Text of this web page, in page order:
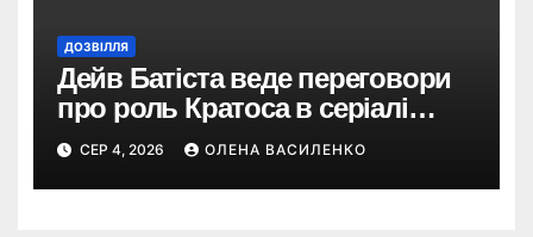
ДОЗВІЛЛЯ
Дейв Батіста веде переговори
про роль Кратоса в серіалі
«God of War» від Amazon
СЕР 4, 2026 ОЛЕНА ВАСИЛЕНКО